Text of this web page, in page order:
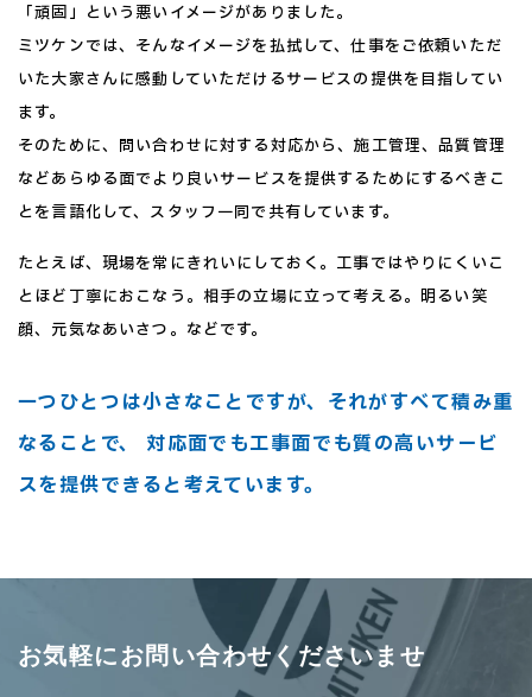
「頑固」という悪いイメージがありました。
ミツケンでは、そんなイメージを払拭して、仕事をご依頼いただ
いた大家さんに感動していただけるサービスの提供を目指してい
ます。
そのために、問い合わせに対する対応から、施工管理、品質管理
などあらゆる面でより良いサービスを提供するためにするべきこ
とを言語化して、スタッフ一同で共有しています。
たとえば、現場を常にきれいにしておく。工事ではやりにくいこ
とほど丁寧におこなう。相手の立場に立って考える。明るい笑
顔、元気なあいさつ。などです。
一つひとつは小さなことですが、それがすべて積み重
なることで、
対応面でも工事面でも質の高いサービ
スを提供できると考えています。
お気軽にお問い合わせくださいませ